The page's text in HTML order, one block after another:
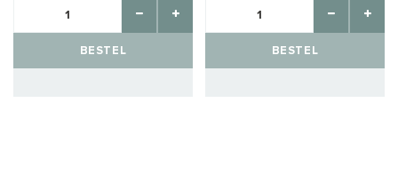
BESTEL BESTEL